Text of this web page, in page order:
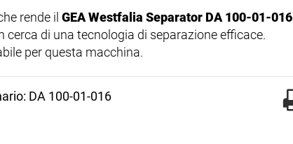
rende il GEA Westfalia Separator DA 100-01-016
cerca di una tecnologia di separazione efficace.
per questa macchina.
DA 100-01-016